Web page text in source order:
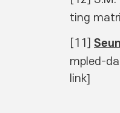
ting
[11]
mpled-
link